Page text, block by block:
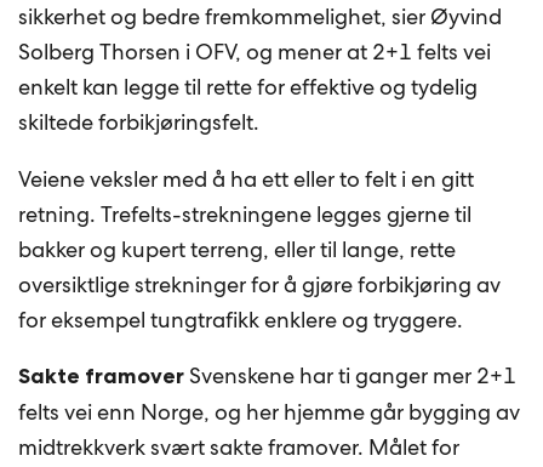
sikkerhet og bedre fremkommelighet, sier Øyvind
Solberg Thorsen i OFV, og mener at 2+1 felts vei
enkelt kan legge til rette for effektive og tydelig
skiltede forbikjøringsfelt.
Veiene veksler med å ha ett eller to felt i en gitt
retning. Trefelts-strekningene legges gjerne til
bakker og kupert terreng, eller til lange, rette
oversiktlige strekninger for å gjøre forbikjøring av
for eksempel tungtrafikk enklere og tryggere.
Sakte framover Svenskene har ti ganger mer 2+1
felts vei enn Norge, og her hjemme går bygging av
midtrekkverk svært sakte framover. Målet for